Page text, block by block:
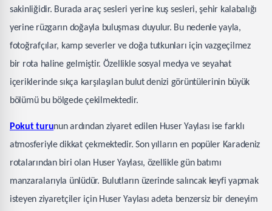
sakinliğidir. Burada araç sesleri yerine kuş sesleri, şehir kalabalığı
yerine rüzgarın doğayla buluşması duyulur. Bu nedenle yayla,
fotoğrafçılar, kamp severler ve doğa tutkunları için vazgeçilmez
bir rota haline gelmiştir. Özellikle sosyal medya ve seyahat
içeriklerinde sıkça karşılaşılan bulut denizi görüntülerinin büyük
bölümü bu bölgede çekilmektedir.
Pokut turunun ardından ziyaret edilen Huser Yaylası ise farklı
atmosferiyle dikkat çekmektedir. Son yılların en popüler Karadeniz
rotalarından biri olan Huser Yaylası, özellikle gün batımı
manzaralarıyla ünlüdür. Bulutların üzerinde salıncak keyfi yapmak
isteyen ziyaretçiler için Huser Yaylası adeta benzersiz bir deneyim